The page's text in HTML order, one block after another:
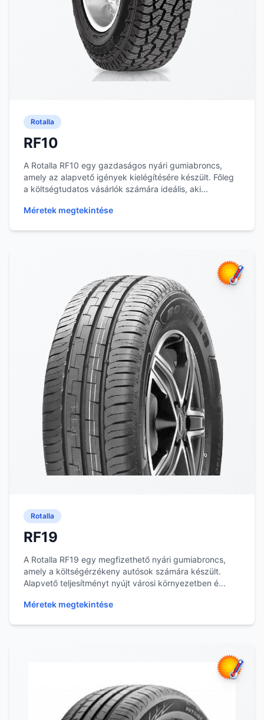
Rotalla
RF10
A Rotalla RF10 egy gazdaságos nyári gumiabroncs,
amely az alapvető igények kielégítésére készült. Főleg
a költségtudatos vásárlók számára ideális, aki...
Méretek megtekintése
Rotalla
RF19
A Rotalla RF19 egy megfizethető nyári gumiabroncs,
amely a költségérzékeny autósok számára készült.
Alapvető teljesítményt nyújt városi környezetben é...
Méretek megtekintése